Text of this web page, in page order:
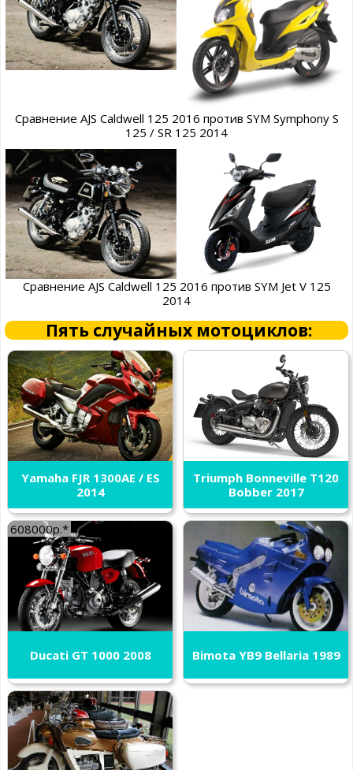
Сравнение AJS Caldwell 125 2016 против SYM Symphony S
125 / SR 125 2014
Сравнение AJS Caldwell 125 2016 против SYM Jet V 125
2014
Пять случайных мотоциклов:
Yamaha FJR 1300AE / ES
2014
Triumph Bonneville T120
Bobber 2017
608000р.*
Ducati GT 1000 2008 Bimota YB9 Bellaria 1989